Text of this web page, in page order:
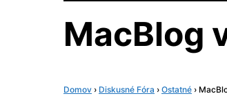
MacBlog
Domov › Diskusné Fóra › Ostatné ›